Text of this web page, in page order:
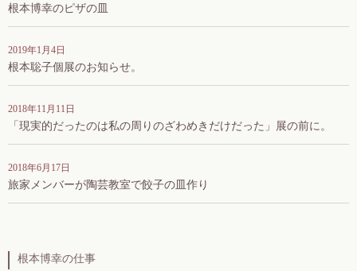
根本博幸のピザの皿
2019年1月4日
根本聡子個展のお知らせ。
2018年11月11日
「現実的だったのは私の周りのざわめきだけだった」展の前に。
2018年6月17日
旅家メンバーが陶芸教室で餃子の皿作り
根本博幸の仕事